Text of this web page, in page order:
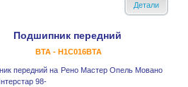
Детали
Подшипник передний
BTA - H1C016BTA
передний на Рено Мастер Опель Мовано
98-